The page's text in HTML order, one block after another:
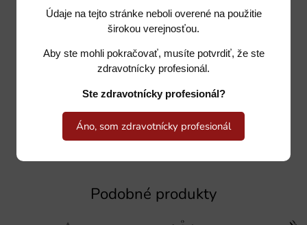
Údaje na tejto stránke neboli overené na použitie
širokou verejnosťou.
Aby ste mohli pokračovať, musíte potvrdiť, že ste
zdravotnícky profesionál.
Ste zdravotnícky profesionál?
Áno, som zdravotnícky profesionál
Podobné produkty